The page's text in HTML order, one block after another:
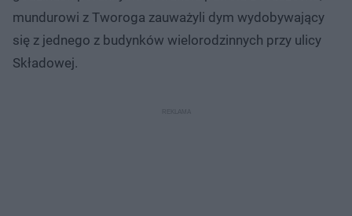
mundurowi z Tworoga zauważyli dym wydobywający
się z jednego z budynków wielorodzinnych przy ulicy
Składowej.